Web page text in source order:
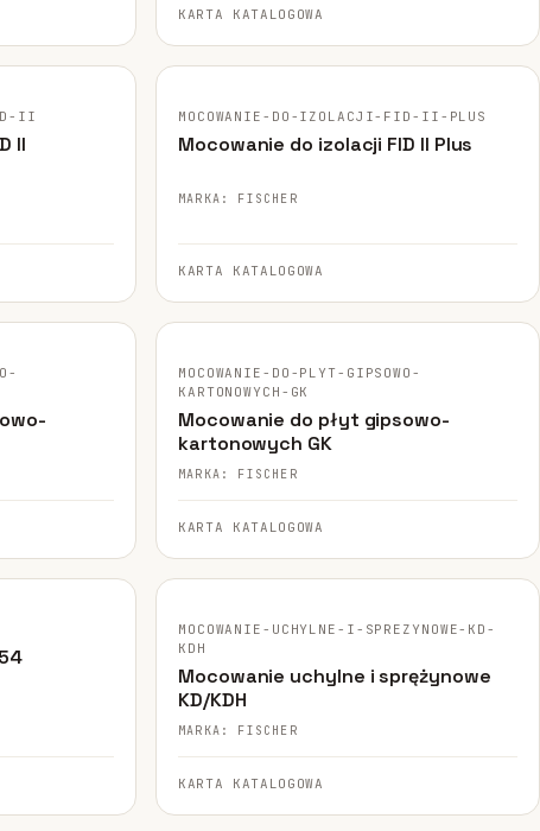
KARTA KATALOGOWA
II
II
FISCHER · ORYGINALNE ZDJĘCIE
MOCOWANIE-DO-IZOLACJI-FID-II-PLUS
Mocowanie do izolacji FID II Plus
MARKA: FISCHER
KARTA KATALOGOWA
FISCHER · ORYGINALNE ZDJĘCIE
MOCOWANIE-DO-PLYT-GIPSOWO-
KARTONOWYCH-GK
Mocowanie do płyt gipsowo-
kartonowych GK
MARKA: FISCHER
KARTA KATALOGOWA
FISCHER · ORYGINALNE ZDJĘCIE
MOCOWANIE-UCHYLNE-I-SPREZYNOWE-KD-
KDH
Mocowanie uchylne i sprężynowe
KD/KDH
MARKA: FISCHER
KARTA KATALOGOWA